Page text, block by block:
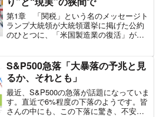
第1章 「関税」という名のメッセージト
ランプ大統領が大統領選挙に掲げた公約
のひとつに、「米国製造業の復活」があ
国内回帰を強く打ち出しました。その実
現手段のひとつが「関税...
S&P500急落「大暴落の予兆と見
るか、それとも」
最近、S&P500の急落が話題になっていま
す。直近で6%程度の下落のようです。皆
さんの中にも、この下落に驚き、不安を